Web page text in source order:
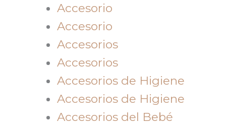
Accesorio
Accesorio
Accesorios
Accesorios
Accesorios de Higiene
Accesorios de Higiene
Accesorios del Bebé